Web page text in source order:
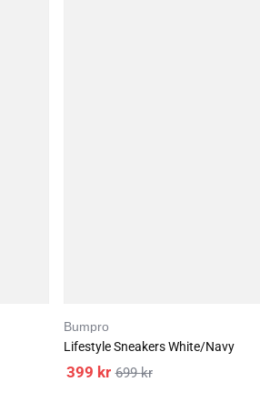
Bumpro
Lifestyle Sneakers White/Navy
699kr
399 kr